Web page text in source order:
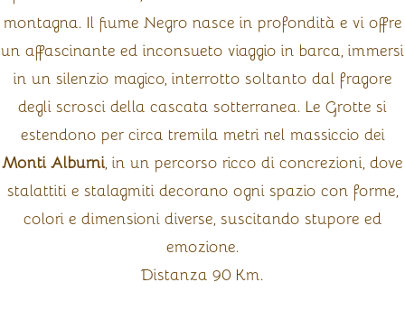
montagna. Il fiume Negro nasce in profondità e vi offre
un affascinante ed inconsueto viaggio in barca, immersi
in un silenzio magico, interrotto soltanto dal fragore
degli scrosci della cascata sotterranea. Le Grotte si
estendono per circa tremila metri nel massiccio dei
Monti Alburni, in un percorso ricco di concrezioni, dove
stalattiti e stalagmiti decorano ogni spazio con forme,
colori e dimensioni diverse, suscitando stupore ed
emozione.
Distanza 90 Km.